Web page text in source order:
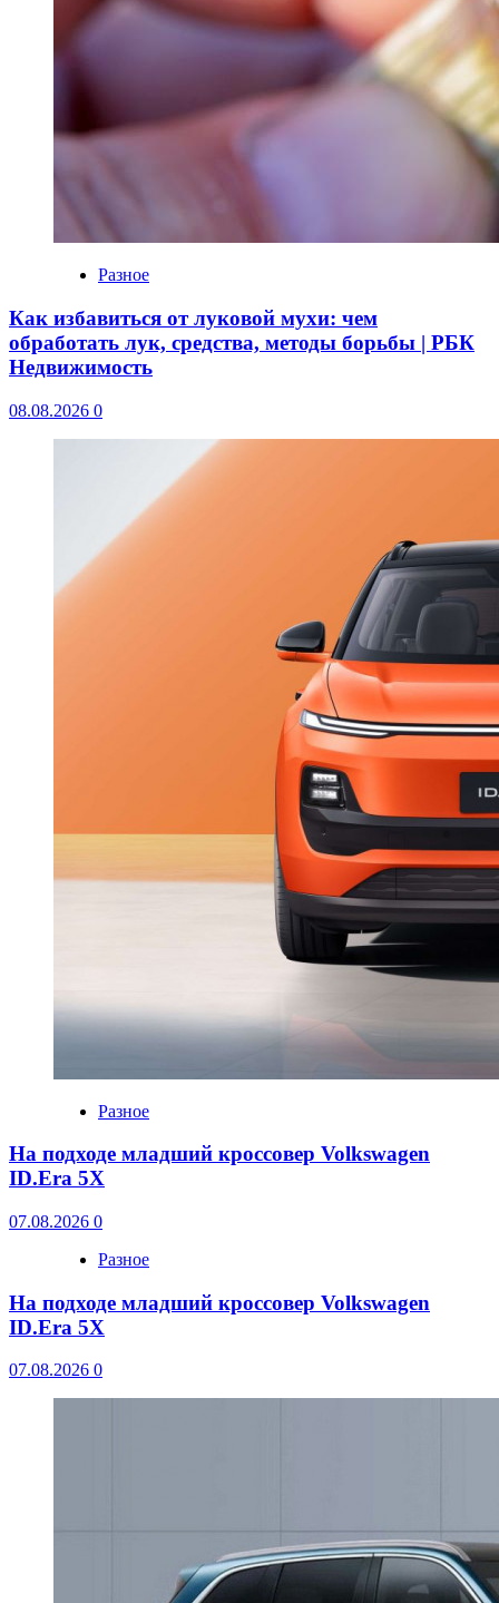
Разное
Как избавиться от луковой мухи: чем
обработать лук, средства, методы борьбы | РБК
Недвижимость
08.08.2026 0
Разное
На подходе младший кроссовер Volkswagen
ID.Era 5X
07.08.2026 0
Разное
На подходе младший кроссовер Volkswagen
ID.Era 5X
07.08.2026 0